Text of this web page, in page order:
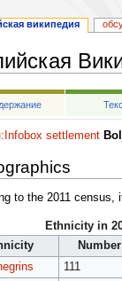
settlement
to the 2011 census,
Ethnicity in
Number
111
википедия